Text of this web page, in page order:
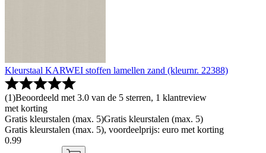
Kleurstaal KARWEI stoffen lamellen zand (kleurnr. 22388)
(1)Beoordeeld met 3.0 van de 5 sterren, 1 klantreview
met korting
Gratis kleurstalen (max. 5)Gratis kleurstalen (max. 5)
Gratis kleurstalen (max. 5), voordeelprijs: euro met korting
0.99